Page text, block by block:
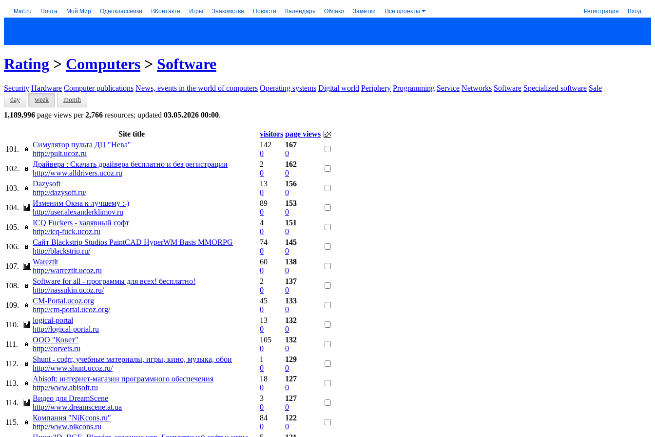
Mail.ru Почта Мой Мир Одноклассники ВКонтакте Игры Знакомства Новости Календарь Облако Заметки Все проекты Регистрация Вход
Rating > Computers > Software
Security Hardware Computer publications News, events in the world of computers Operating systems Digital world Periphery Programming Service Networks Software Specialized software Sale
day week month
1,189,996 page views per2,766 resources; updated 03.05.2026 00:00.
Site title visitors page views
101.
Симулятор пульта ДЦ "Нева"
http://pult.ucoz.ru
142
0
167
0
102.
Драйвера : Скачать драйвера бесплатно и без регистрации
http://www.alldrivers.ucoz.ru
2
0
162
0
103.
Dazysoft
http://dazysoft.ru/
13
0
156
0
104.
Изменим Окна к лучшему :-)
http://user.alexanderklimov.ru
89
0
153
0
105.
ICQ Fuckers - халявный софт
http://icq-fuck.ucoz.ru
4
0
151
0
106.
Сайт Blackstrip Studios PaintCAD HyperWM Basis MMORPG
http://blackstrip.ru/
74
0
145
0
107.
Wareztlt
http://warreztlt.ucoz.ru
60
0
138
0
108.
Software for all - программы для всех! бесплатно!
http://nassukin.ucoz.ru/
2
0
137
0
109.
CM-Portal.ucoz.org
http://cm-portal.ucoz.org/
45
0
133
0
110.
logical-portal
http://logical-portal.ru
13
0
132
0
111.
ООО "Ковет"
http://corvets.ru
105
0
132
0
112.
Shunt - софт, учебные материалы, игры, кино, музыка, обои
http://www.shunt.ucoz.ru/
1
0
129
0
113.
Abisoft: интернет-магазин программного обеспечения
http://www.abisoft.ru
18
0
127
0
114.
Видео для DreamScene
http://www.dreamscene.at.ua
3
0
127
0
115.
Компания "NiKcons.ru"
http://www.nikcons.ru
84
0
122
0